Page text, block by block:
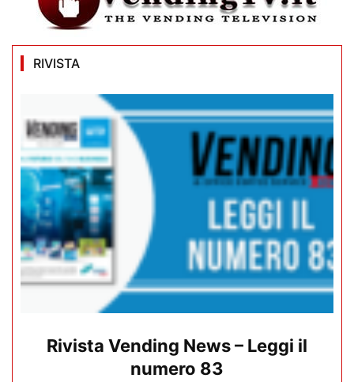
RIVISTA
Rivista Vending News – Leggi il
numero 83